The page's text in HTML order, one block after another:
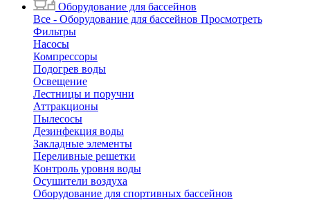
Оборудование для бассейнов
Все - Оборудование для бассейнов Просмотреть
Фильтры
Насосы
Компрессоры
Подогрев воды
Освещение
Лестницы и поручни
Аттракционы
Пылесосы
Дезинфекция воды
Закладные элементы
Переливные решетки
Контроль уровня воды
Осушители воздуха
Оборудование для спортивных бассейнов